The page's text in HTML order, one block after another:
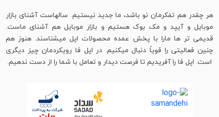
هر چقدر هم تفکرمان نو باشد، ما جدید نیستیم. سالهاست آشنای بازار
موبایل و آیپد و مک بوک هستیم و بازار موبایل هم آشنای ماست.
قدیمی تر ها مارا با پخش عمده محصولات اپل میشناسند. هنوز هم
چنین فعالیتی را قویاً دنبال میکنیم. در اپل فا رویکردمان چیز دیگری
است. اپل فا را آفریدیم تا فرصت دیدار و تعامل با شما را از دست ندهیم.